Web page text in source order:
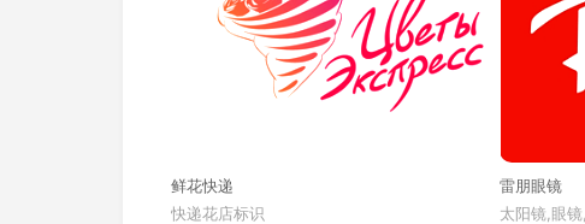
鲜花快递
快递花店标识
雷朋眼镜
太阳镜,眼